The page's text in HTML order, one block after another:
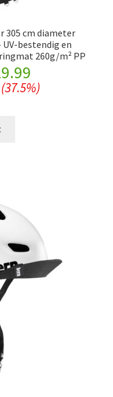
305 cm diameter
bestendig en
260g/m² PP
Current
price
(37.5%)